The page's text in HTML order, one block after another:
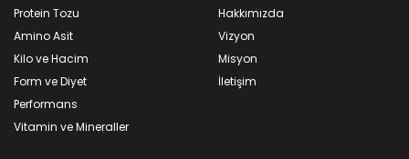
Protein Tozu
Amino Asit
Kilo ve Hacim
Form ve Diyet
Performans
Vitamin ve Mineraller
Hakkımızda
Vizyon
Misyon
İletişim